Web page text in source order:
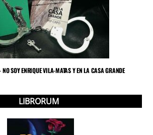
SOY ENRIQUE VILA-MATAS Y EN LA CASA GRANDE
LIBRORUM